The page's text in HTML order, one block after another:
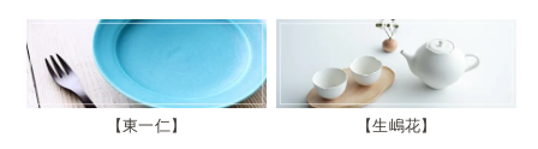
東一仁 生嶋花